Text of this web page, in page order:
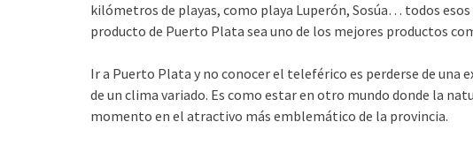
kilómetros de playas, como playa Luperón, Sosúa… todos
producto de Puerto Plata sea uno de los mejores productos
Ir a Puerto Plata y no conocer el teleférico es perderse de una
de un clima variado. Es como estar en otro mundo donde la
momento en el atractivo más emblemático de la provincia.